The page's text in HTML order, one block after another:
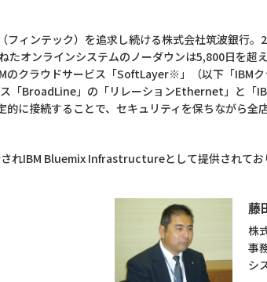
ィンテック）を追求し続ける株式会社筑波銀行
オンラインシステムのノーダウンは5,800日を超
のクラウドサービス「SoftLayer※」（以下「IBM
「BroadLine」の「リレーションEthernet」と「
に接続することで、セキュリティを保ちながら
れIBM Bluemix Infrastructureとして提供されてお
藤
株
事
シ